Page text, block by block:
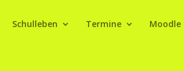
Schulleben Termine Moodle